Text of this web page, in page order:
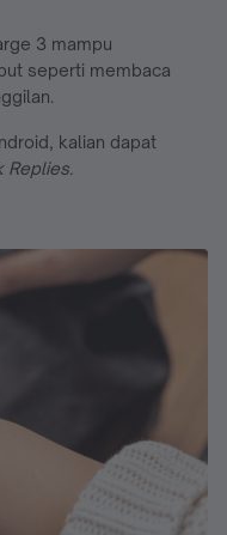
3 mampu
seperti membaca
kalian dapat
Replies.